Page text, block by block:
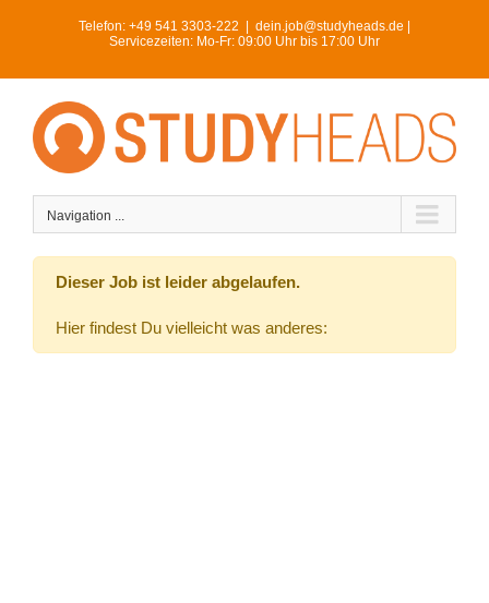
Telefon: +49 541 3303-222
dein.job@studyheads.de |
Servicezeiten: Mo-Fr: 09:00 Uhr bis 17:00 Uhr
Navigation ...
Dieser Job ist leider abgelaufen.
Hier findest Du vielleicht was anderes: